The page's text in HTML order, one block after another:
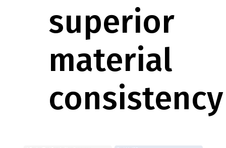
superior
material
consistency